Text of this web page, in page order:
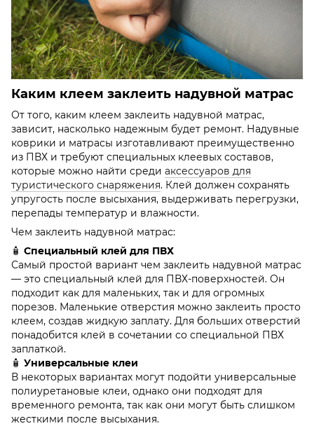
Каким клеем заклеить надувной матрас
От того, каким клеем заклеить надувной матрас,
зависит, насколько надежным будет ремонт. Надувные
коврики и матрасы изготавливают преимущественно
из ПВХ и требуют специальных клеевых составов,
которые можно найти среди аксессуаров для
туристического снаряжения. Клей должен сохранять
упругость после высыхания, выдерживать перегрузки,
перепады температур и влажности.
Чем заклеить надувной матрас:
🧴 Специальный клей для ПВХ
Самый простой вариант чем заклеить надувной матрас
— это специальный клей для ПВХ-поверхностей. Он
подходит как для маленьких, так и для огромных
порезов. Маленькие отверстия можно заклеить просто
клеем, создав жидкую заплату. Для больших отверстий
понадобится клей в сочетании со специальной ПВХ
заплаткой.
🧴 Универсальные клеи
В некоторых вариантах могут подойти универсальные
полиуретановые клеи, однако они подходят для
временного ремонта, так как они могут быть слишком
жесткими после высыхания.